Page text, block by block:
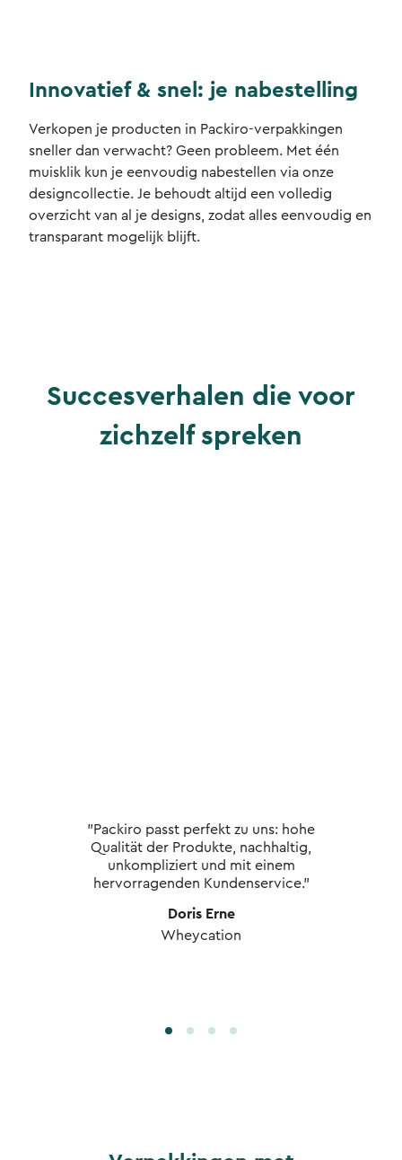
Innovatief & snel: je nabestelling
Verkopen je producten in Packiro-verpakkingen
sneller dan verwacht? Geen probleem. Met één
muisklik kun je eenvoudig nabestellen via onze
designcollectie. Je behoudt altijd een volledig
overzicht van al je designs, zodat alles eenvoudig en
transparant mogelijk blijft.
Succesverhalen die voor
zichzelf spreken
"Packiro passt perfekt zu uns: hohe
Qualität der Produkte, nachhaltig,
unkompliziert und mit einem
hervorragenden Kundenservice."
Doris Erne
Wheycation